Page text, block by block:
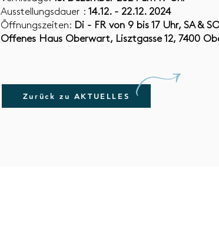
Ausstellungsdauer : 14.12. - 22.12. 2024
Öffnungszeiten: Di - FR von 9 bis 17 Uhr, SA &
Offenes Haus Oberwart, Lisztgasse 12, 7400
Zurück zu AKTUELLES U